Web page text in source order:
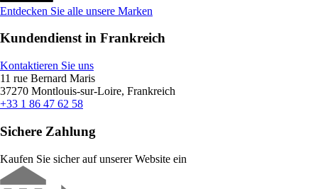
Entdecken Sie alle unsere Marken
Kundendienst in Frankreich
Kontaktieren Sie uns
11 rue Bernard Maris
37270 Montlouis-sur-Loire, Frankreich
+33 1 86 47 62 58
Sichere Zahlung
Kaufen Sie sicher auf unserer Website ein